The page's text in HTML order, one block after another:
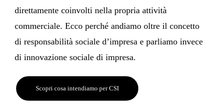
direttamente coinvolti nella propria attività
commerciale. Ecco perché andiamo oltre il concetto
di responsabilità sociale d’impresa e parliamo invece
di innovazione sociale di impresa.
Scopri cosa intendiamo per CSI